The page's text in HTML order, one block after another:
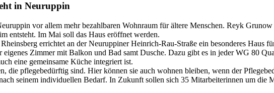
in Neuruppin
vor allem mehr bezahlbaren Wohnraum für ältere Menschen. Reyk
entsteht. Im Mai soll das Haus eröffnet werden.
errichtet an der Neuruppiner Heinrich-Rau-Straße ein besonderes Haus
Zimmer mit Balkon und Bad samt Dusche. Dazu gibt es in jeder WG 80
eine gemeinsame Küche integriert ist.
die pflegebedürftig sind. Hier können sie auch wohnen bleiben, wenn der
seinem individuellen Bedarf. In Zukunft sollen sich 35 Mitarbeiterinnen um die